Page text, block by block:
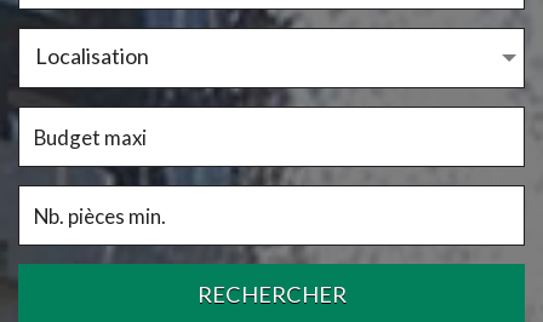
Localisation
RECHERCHER